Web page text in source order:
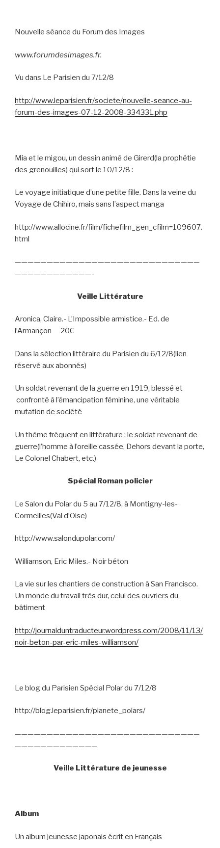
Nouvelle séance du Forum des Images
www.forumdesimages.fr.
Vu dans Le Parisien du 7/12/8
http://www.leparisien.fr/societe/nouvelle-seance-au-
forum-des-images-07-12-2008-334331.php
Mia et le migou, un dessin animé de Girerd(la prophétie
des grenouilles) qui sort le 10/12/8 :
Le voyage initiatique d’une petite fille. Dans la veine du
Voyage de Chihiro, mais sans l’aspect manga
http://www.allocine.fr/film/fichefilm_gen_cfilm=109607.
html
—————————————————————————————
————————————-
Veille Littérature
Aronica, Claire.- L’Impossible armistice.- Ed. de
l’Armançon
20€
Dans la sélection littéraire du Parisien du 6/12/8(lien
réservé aux abonnés)
Un soldat revenant de la guerre en 1919, blessé et
confronté à l’émancipation féminine, une véritable
mutation de société
Un thème fréquent en littérature : le soldat revenant de
guerre(l’homme à l’oreille cassée, Dehors devant la porte,
Le Colonel Chabert, etc.)
Spécial Roman policier
Le Salon du Polar du 5 au 7/12/8, à Montigny-les-
Cormeilles(Val d’Oise)
http://www.salondupolar.com/
Williamson, Eric Miles.- Noir béton
La vie sur les chantiers de construction à San Francisco.
Un monde du travail très dur, celui des ouvriers du
bâtiment
http://journalduntraducteur.wordpress.com/2008/11/13/
noir-beton-par-eric-miles-williamson/
Le blog du Parisien Spécial Polar du 7/12/8
http://blog.leparisien.fr/planete_polars/
—————————————————————————————
—————————————
Veille Littérature de jeunesse
Album
Un album jeunesse japonais écrit en Français